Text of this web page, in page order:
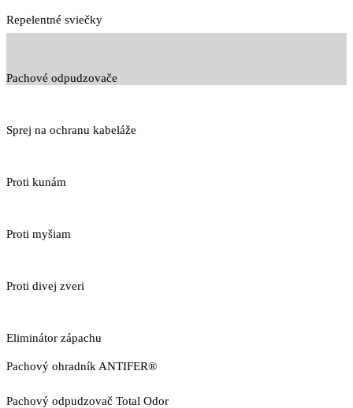
Repelentné sviečky
Pachové odpudzovače
Sprej na ochranu kabeláže
Proti kunám
Proti myšiam
Proti divej zveri
Eliminátor zápachu
Pachový ohradník ANTIFER®
Pachový odpudzovač Total Odor